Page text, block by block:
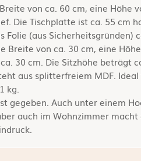
von ca. 60 cm, eine Höhe
Die Tischplatte ist ca. 55 cm
Folie (aus Sicherheitsgründen)
Breite von ca. 30 cm, eine
30 cm. Die Sitzhöhe beträgt
aus splitterfreiem MDF. Ideal
kg.
gegeben. Auch unter einem
auch im Wohnzimmer macht